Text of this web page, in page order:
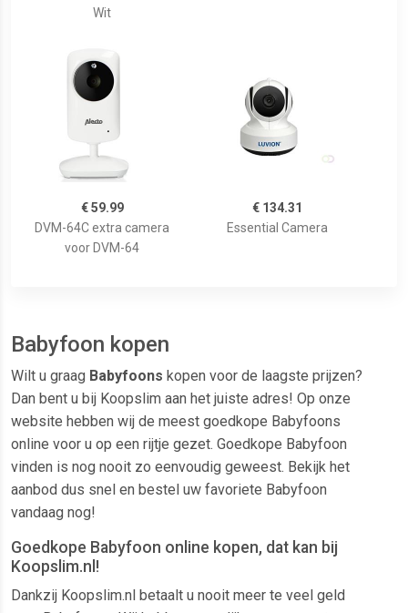
Wit
€ 59.99
DVM-64C extra camera
voor DVM-64
€ 134.31
Essential Camera
Babyfoon kopen
Wilt u graag Babyfoons kopen voor de laagste prijzen?
Dan bent u bij Koopslim aan het juiste adres! Op onze
website hebben wij de meest goedkope Babyfoons
online voor u op een rijtje gezet. Goedkope Babyfoon
vinden is nog nooit zo eenvoudig geweest. Bekijk het
aanbod dus snel en bestel uw favoriete Babyfoon
vandaag nog!
Goedkope Babyfoon online kopen, dat kan bij
Koopslim.nl!
Dankzij Koopslim.nl betaalt u nooit meer te veel geld